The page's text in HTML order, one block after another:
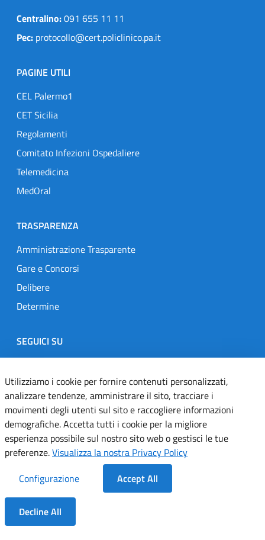
Dentro la Sezione
Centralino:091 655 11 11
Pec: protocollo@cert.policlinico.pa.it
PAGINE UTILI
CEL Palermo1
CET Sicilia
Regolamenti
Comitato Infezioni Ospedaliere
Telemedicina
MedOral
TRASPARENZA
Amministrazione Trasparente
Gare e Concorsi
Delibere
Determine
SEGUICI SU
Designers Italia
TwitterInstagramYoutubeLinkedin
Dichiarazione di accessibilità
Informativa cookie
Note legali
Servizi Applicativi
Utilizziamo i cookie per fornire contenuti personalizzati,
analizzare tendenze, amministrare il sito, tracciare i
movimenti degli utenti sul sito e raccogliere informazioni
demografiche. Accetta tutti i cookie per la migliore
esperienza possibile sul nostro sito web o gestisci le tue
preferenze.Visualizza la nostra Privacy Policy
Configurazione
Accept All
Decline All